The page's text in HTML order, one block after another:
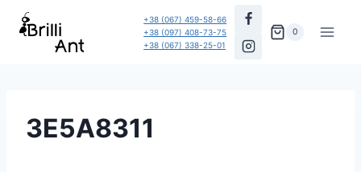
Перейти
+38 (067) 459-58-66
+38 (097) 408-73-75
+38 (067) 338-25-01
0
3E5A8311